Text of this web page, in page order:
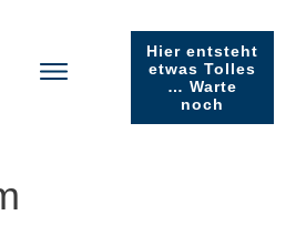
Hier entsteht
etwas Tolles
… Warte
noch